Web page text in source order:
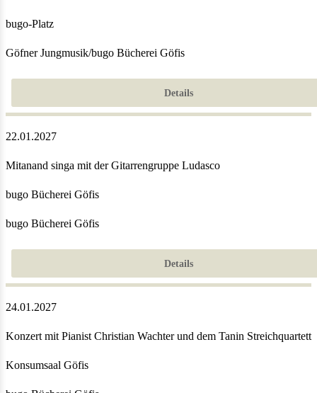
bugo-Platz
Göfner Jungmusik/bugo Bücherei Göfis
Details
22.01.2027
Mitanand singa mit der Gitarrengruppe Ludasco
bugo Bücherei Göfis
bugo Bücherei Göfis
Details
24.01.2027
Konzert mit Pianist Christian Wachter und dem Tanin Streichquartett
Konsumsaal Göfis